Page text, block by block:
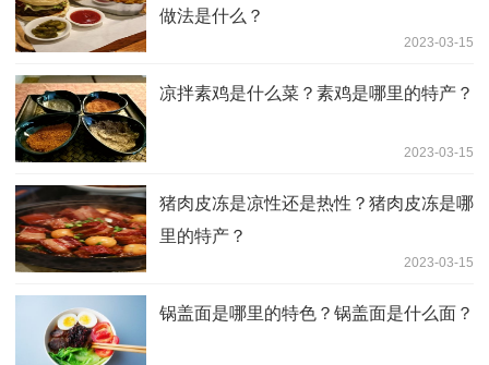
做法是什么？
2023-03-15
凉拌素鸡是什么菜？素鸡是哪里的特产？
2023-03-15
猪肉皮冻是凉性还是热性？猪肉皮冻是哪
里的特产？
2023-03-15
锅盖面是哪里的特色？锅盖面是什么面？